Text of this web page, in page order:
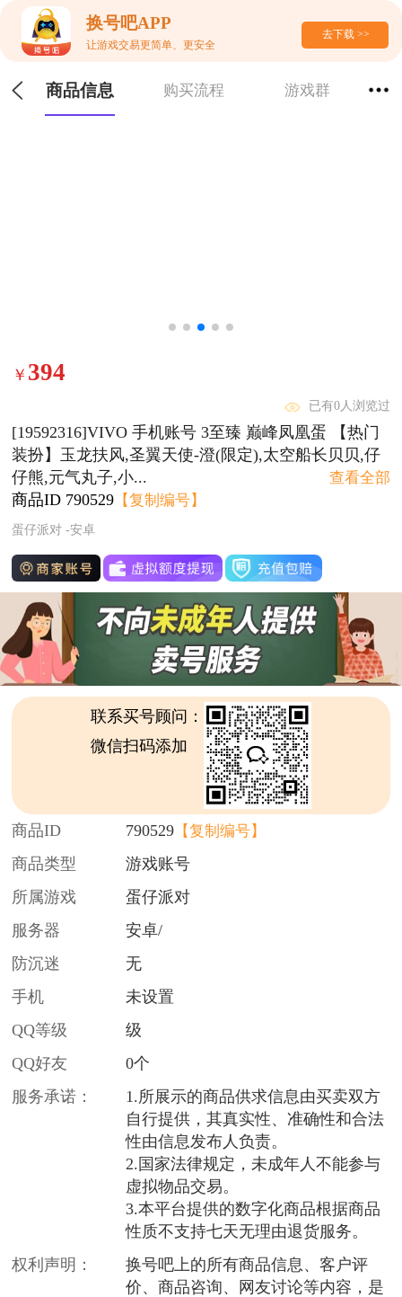
换号吧APP
让游戏交易更简单、更安全
去下载 >>
商品信息 购买流程 游戏群
￥ 394
已有0人浏览过
[19592316]VIVO 手机账号 3至臻 巅峰凤凰蛋 【热门
装扮】玉龙扶风,圣翼天使-澄(限定),太空船长贝贝,仔
仔熊,元气丸子,小...
查看全部
商品ID 790529 【复制编号】
蛋仔派对 -安卓
联系买号顾问：
微信扫码添加
商品ID 790529【复制编号】
商品类型
游戏账号
所属游戏
蛋仔派对
服务器
安卓/
防沉迷
无
手机
未设置
QQ等级
级
QQ好友
0个
服务承诺：
1.所展示的商品供求信息由买卖双方
自行提供，其真实性、准确性和合法
性由信息发布人负责。
2.国家法律规定，未成年人不能参与
虚拟物品交易。
3.本平台提供的数字化商品根据商品
性质不支持七天无理由退货服务。
权利声明：
换号吧上的所有商品信息、客户评
价、商品咨询、网友讨论等内容，是